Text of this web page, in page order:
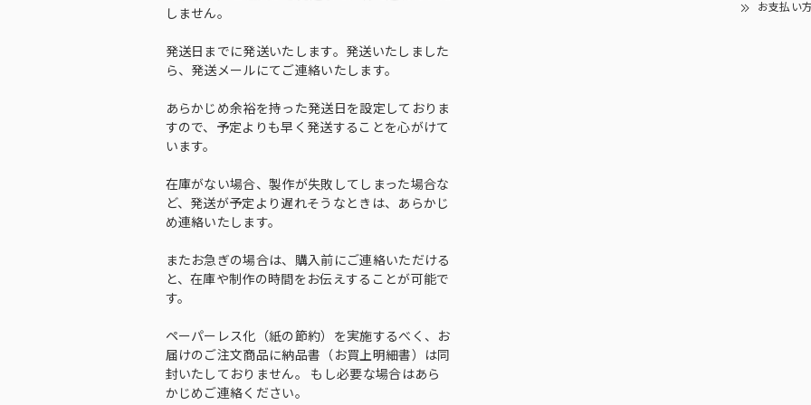
しません。
発送日までに発送いたします。発送いたしました
ら、発送メールにてご連絡いたします。
あらかじめ余裕を持った発送日を設定しておりま
すので、予定よりも早く発送することを心がけて
います。
在庫がない場合、製作が失敗してしまった場合な
ど、発送が予定より遅れそうなときは、あらかじ
め連絡いたします。
またお急ぎの場合は、購入前にご連絡いただける
と、在庫や制作の時間をお伝えすることが可能で
す。
ペーパーレス化（紙の節約）を実施するべく、お
届けのご注文商品に納品書（お買上明細書）は同
封いたしておりません。 もし必要な場合はあら
かじめご連絡ください。
お支払い